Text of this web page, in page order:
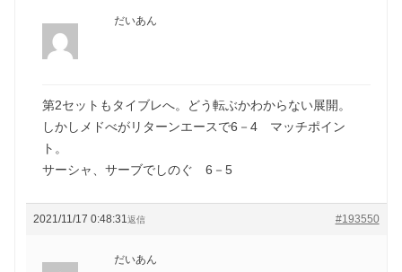
だいあん
第2セットもタイブレへ。どう転ぶかわからない展開。
しかしメドべがリターンエースで6－4 マッチポイン
ト。
サーシャ、サーブでしのぐ 6－5
2021/11/17 0:48:31 #193550
返信
だいあん